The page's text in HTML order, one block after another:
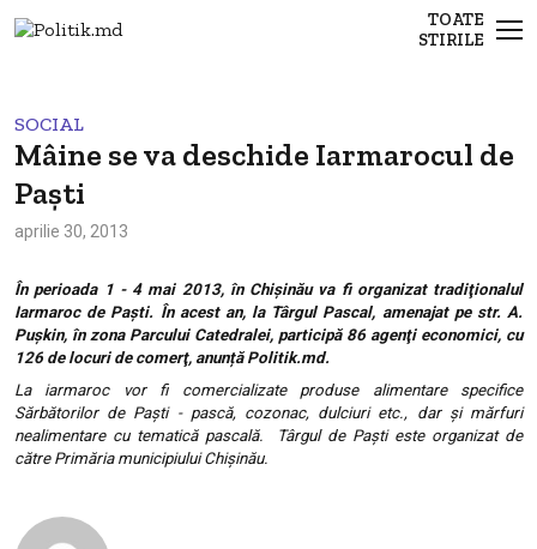
TOATE
STIRILE
SOCIAL
Mâine se va deschide Iarmarocul de
Paști
aprilie 30, 2013
În perioada 1 - 4 mai 2013, în Chişinău va fi organizat tradiţionalul
Iarmaroc de Paşti. În acest an, la Târgul Pascal, amenajat pe str. A.
Puşkin, în zona Parcului Catedralei, participă 86 agenţi economici, cu
126 de locuri de comerţ, anunță Politik.md.
La iarmaroc vor fi comercializate produse alimentare specifice
Sărbătorilor de Paşti - pască, cozonac, dulciuri etc., dar şi mărfuri
nealimentare cu tematică pascală. Târgul de Paşti este organizat de
către Primăria municipiului Chişinău.